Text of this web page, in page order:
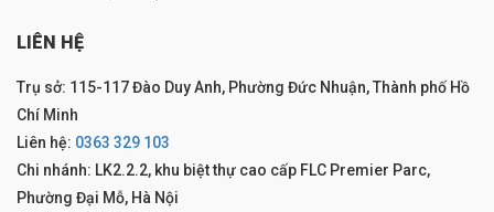
LIÊN HỆ
Trụ sở: 115-117 Đào Duy Anh, Phường Đức Nhuận, Thành phố Hồ
Chí Minh
Liên hệ: 0363 329 103
Chi nhánh: LK2.2.2, khu biệt thự cao cấp FLC Premier Parc,
Phường Đại Mỗ, Hà Nội